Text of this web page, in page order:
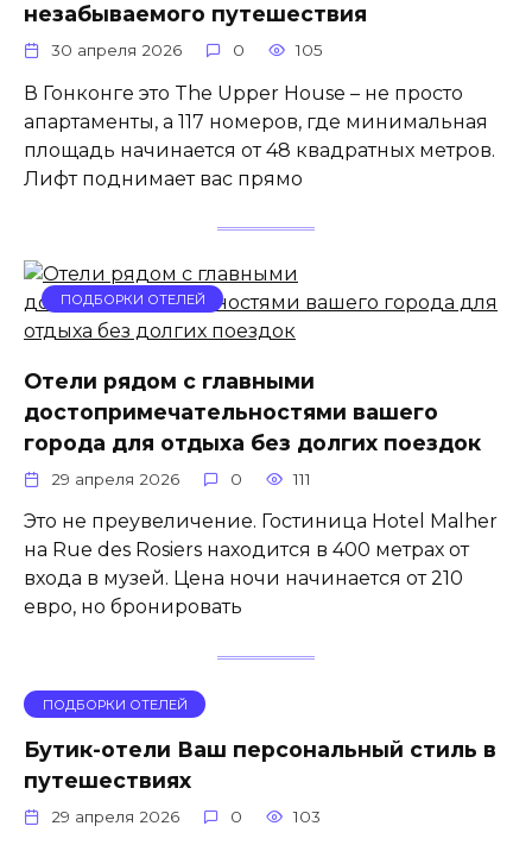
незабываемого путешествия
30 апреля 2026 0 105
В Гонконге это The Upper House – не просто
апартаменты, а 117 номеров, где минимальная
площадь начинается от 48 квадратных метров.
Лифт поднимает вас прямо
ПОДБОРКИ ОТЕЛЕЙ
Отели рядом с главными
достопримечательностями вашего
города для отдыха без долгих поездок
29 апреля 2026 0 111
Это не преувеличение. Гостиница Hotel Malher
на Rue des Rosiers находится в 400 метрах от
входа в музей. Цена ночи начинается от 210
евро, но бронировать
ПОДБОРКИ ОТЕЛЕЙ
Бутик-отели Ваш персональный стиль в
путешествиях
29 апреля 2026 0 103